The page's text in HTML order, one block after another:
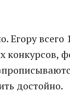
Егору всего
достойно.